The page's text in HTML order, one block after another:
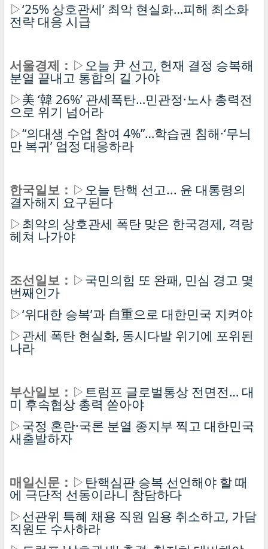
▷‘25% 상호관세’ 최악 현실화…피해 최소화
전략 대응 시급
서울경제： ▷오늘 尹 선고, 헌재 결정 승복해
분열 끝내고 통합의 길 가야
▷美 ‘韓 26%’ 관세폭탄…민관정·노사 총력전
으로 위기 넘어라
▷“의대생 수업 참여 4%”…학습권 침해·‘무늬
만 복귀’ 엄정 대응하라
한국일보： ▷오늘 탄핵 선고... 윤 대통령의
결자해지 요구된다
▷최악의 상호관세 폭탄 맞은 한국경제, 격랑
헤쳐 나가야
조선일보： ▷국민의힘 또 완패, 민심 경고 몇
번째인가
▷‘위대한 승복’과 自重으로 대한민국 지켜야
▷관세 폭탄 현실화, 동시다발 위기에 포위된
나라
부산일보： ▷트럼프 글로벌통상 전면전… 대
미 후속협상 총력 쏟아야
▷국정 혼란·국론 분열 종지부 찍고 대한민국
새출발하자
매일신문： ▷ 탄핵심판 승복 선언해야 할 때
에 극단적 선동이라니 참담하다
▷선관위 특혜 채용 직원 임용 취소하고, 가담
직원도 수사하라